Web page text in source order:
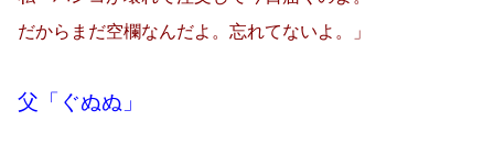
だからまだ空欄なんだよ。忘れてないよ。」
父「ぐぬぬ」